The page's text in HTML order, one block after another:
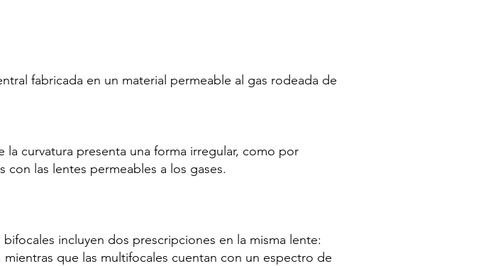
fabricada en un material permeable al gas rodeada de
la curvatura presenta una forma irregular, como por
las lentes permeables a los gases.
incluyen dos prescripciones en la misma lente:
que las multifocales cuentan con un espectro de